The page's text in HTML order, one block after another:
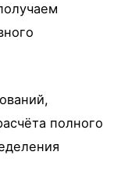
полного